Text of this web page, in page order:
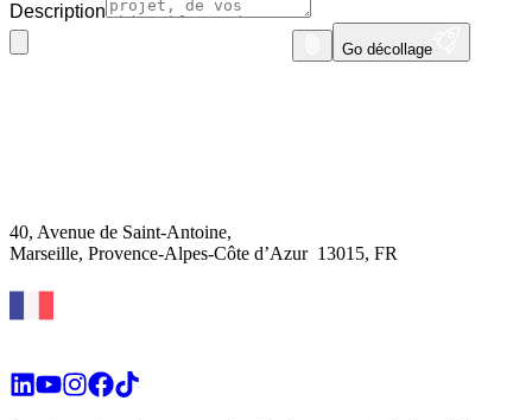
Description
Go décollage
40, Avenue de Saint-Antoine,
Marseille, Provence-Alpes-Côte d’Azur 13015, FR